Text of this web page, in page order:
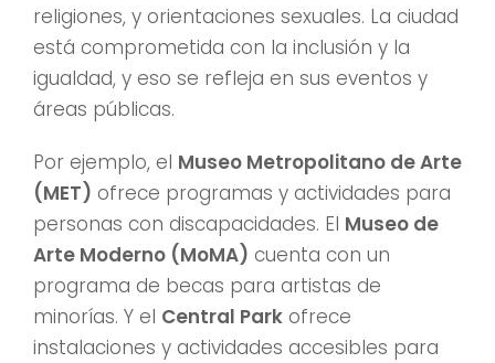
religiones, y orientaciones sexuales. La ciudad
está comprometida con la inclusión y la
igualdad, y eso se refleja en sus eventos y
áreas públicas.
Por ejemplo, el Museo Metropolitano de Arte
(MET) ofrece programas y actividades para
personas con discapacidades. El Museo de
Arte Moderno (MoMA) cuenta con un
programa de becas para artistas de
minorías. Y el Central Parkofrece
instalaciones y actividades accesibles para